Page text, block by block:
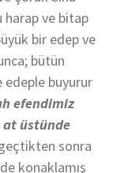
harap ve bitap
bir edep ve
bütün
edeple buyurur
efendimiz
at üstünde
sonra
konaklamış